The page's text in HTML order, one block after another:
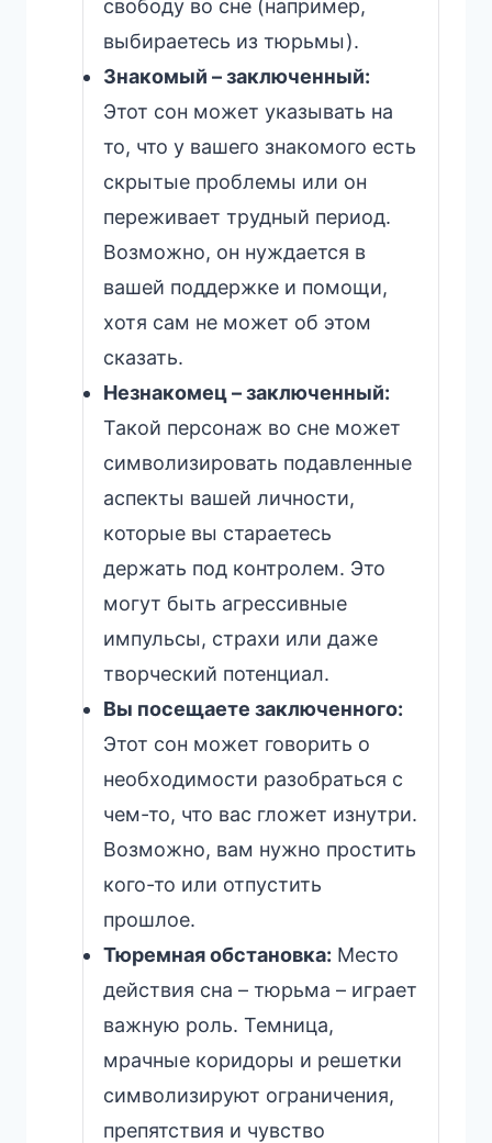
свободу во сне (например,
выбираетесь из тюрьмы).
Знакомый – заключенный:
Этот сон может указывать на
то, что у вашего знакомого есть
скрытые проблемы или он
переживает трудный период.
Возможно, он нуждается в
вашей поддержке и помощи,
хотя сам не может об этом
сказать.
Незнакомец – заключенный:
Такой персонаж во сне может
символизировать подавленные
аспекты вашей личности,
которые вы стараетесь
держать под контролем. Это
могут быть агрессивные
импульсы, страхи или даже
творческий потенциал.
Вы посещаете заключенного:
Этот сон может говорить о
необходимости разобраться с
чем-то, что вас гложет изнутри.
Возможно, вам нужно простить
кого-то или отпустить
прошлое.
Тюремная обстановка: Место
действия сна – тюрьма – играет
важную роль. Темница,
мрачные коридоры и решетки
символизируют ограничения,
препятствия и чувство